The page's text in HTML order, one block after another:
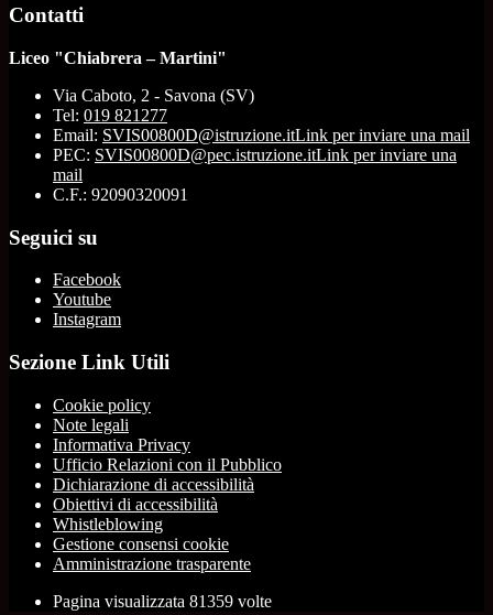
Contatti
Liceo "Chiabrera – Martini"
Via Caboto, 2 - Savona (SV)
Tel: 019 821277
Email: SVIS00800D@istruzione.itLink per inviare una mail
PEC: SVIS00800D@pec.istruzione.itLink per inviare una
mail
C.F.: 92090320091
Seguici su
Facebook
Youtube
Instagram
Sezione Link Utili
Cookie policy
Note legali
Informativa Privacy
Ufficio Relazioni con il Pubblico
Dichiarazione di accessibilità
Obiettivi di accessibilità
Whistleblowing
Gestione consensi cookie
Amministrazione trasparente
Pagina visualizzata 81359 volte